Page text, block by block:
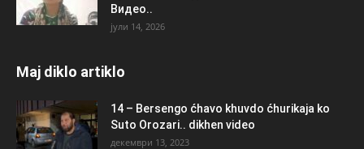
Видео..
јули 14, 2026
Maj diklo artiklo
14 – Bersengo ćhavo khuvdo ćhurikaja ko
Suto Orozari.. dikhen video
декември 13, 2023